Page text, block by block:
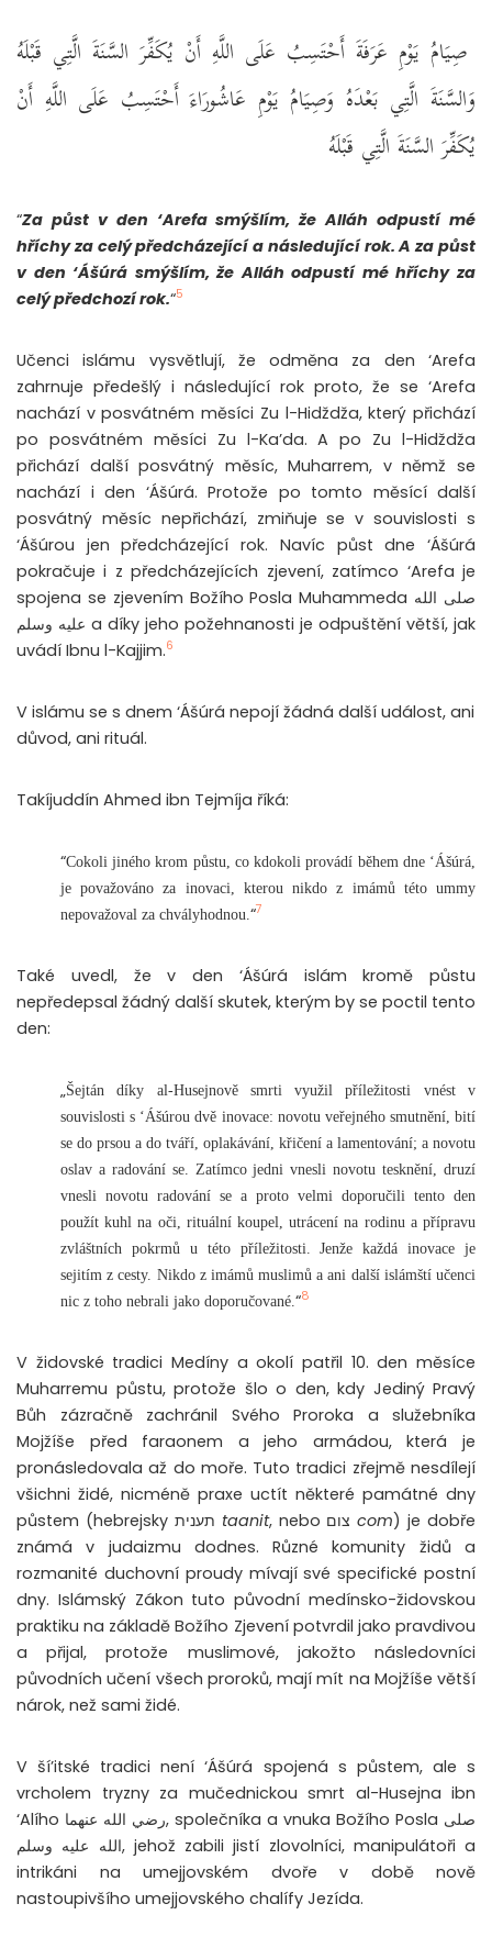
صِيَامُ يَوْمِ عَرَفَةَ أَحْتَسِبُ عَلَى اللَّهِ أَنْ يُكَفِّرَ السَّنَةَ الَّتِي قَبْلَهُ
وَالسَّنَةَ الَّتِي بَعْدَهُ وَصِيَامُ يَوْمِ عَاشُورَاءَ أَحْتَسِبُ عَلَى اللَّهِ أَنْ
يُكَفِّرَ السَّنَةَ الَّتِي قَبْلَهُ ‏
“Za půst v den ‘Arefa smýšlím, že Alláh odpustí mé
hříchy za celý předcházející a následující rok. A za půst
v den ‘Ášúrá smýšlím, že Alláh odpustí mé hříchy za
celý předchozí rok.“5
Učenci islámu vysvětlují, že odměna za den ‘Arefa
zahrnuje předešlý i následující rok proto, že se ‘Arefa
nachází v posvátném měsíci Zu l-Hidždža, který přichází
po posvátném měsíci Zu l-Ka’da. A po Zu l-Hidždža
přichází další posvátný měsíc, Muharrem, v němž se
nachází i den ‘Ášúrá. Protože po tomto měsící další
posvátný měsíc nepřichází, zmiňuje se v souvislosti s
‘Ášúrou jen předcházející rok. Navíc půst dne ‘Ášúrá
pokračuje i z předcházejících zjevení, zatímco ‘Arefa je
spojena se zjevením Božího Posla Muhammeda صلى الله
عليه وسلم a díky jeho požehnanosti je odpuštění větší, jak
uvádí Ibnu l-Kajjim.6
V islámu se s dnem ‘Ášúrá nepojí žádná další událost, ani
důvod, ani rituál.
Takíjuddín Ahmed ibn Tejmíja říká:
“Cokoli jiného krom půstu, co kdokoli provádí během dne ‘Ášúrá,
je považováno za inovaci, kterou nikdo z imámů této ummy
nepovažoval za chvályhodnou. “7
Také uvedl, že v den ‘Ášúrá islám kromě půstu
nepředepsal žádný další skutek, kterým by se poctil tento
den:
„Šejtán díky al-Husejnově smrti využil příležitosti vnést v
souvislosti s ‘Ášúrou dvě inovace: novotu veřejného smutnění, bití
se do prsou a do tváří, oplakávání, křičení a lamentování; a novotu
oslav a radování se. Zatímco jedni vnesli novotu tesknění, druzí
vnesli novotu radování se a proto velmi doporučili tento den
použít kuhl na oči, rituální koupel, utrácení na rodinu a přípravu
zvláštních pokrmů u této příležitosti.Jenže každá inovace je
sejitím z cesty. Nikdo z imámů muslimů a ani další islámští učenci
nic z toho nebrali jako doporučované. “8
V židovské tradici Medíny a okolí patřil 10. den měsíce
Muharremu půstu, protože šlo o den, kdy Jediný Pravý
Bůh zázračně zachránil Svého Proroka a služebníka
Mojžíše před faraonem a jeho armádou, která je
pronásledovala až do moře. Tuto tradici zřejmě nesdílejí
všichni židé, nicméně praxe uctít některé památné dny
taanit , nebo צוםcom) je dobře
známá v judaizmu dodnes. Různé komunity židů a
rozmanité duchovní proudy mívají své specifické postní
dny. Islámský Zákon tuto původní medínsko-židovskou
praktiku na základě Božího Zjevení potvrdil jako pravdivou
a přijal, protože muslimové, jakožto následovníci
původních učení všech proroků, mají mít na Mojžíše větší
nárok, než sami židé.
V ší’itské tradici není ‘Ášúrá spojená s půstem, ale s
vrcholem tryzny za mučednickou smrt al-Husejna ibn
‘Alího رضي الله عنهما, společníka a vnuka Božího Posla صلى
الله عليه وسلم, jehož zabili jistí zlovolníci, manipulátoři a
intrikáni na umejjovském dvoře v době nově
nastoupivšího umejjovského chalífy Jezída.